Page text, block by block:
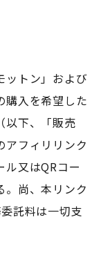
ットン」および
購入を希望した
以下、「販売
アフィリリンク
ル又はQRコー
。尚、本リンク
託料は一切支